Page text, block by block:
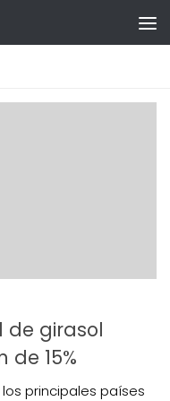
de girasol
15%
principales países